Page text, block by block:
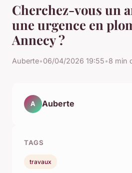
Cherchez-vous un
une urgence en
Annecy ?
Auberte•06/04/2026 19:55•8 min
A Auberte
TAGS
travaux